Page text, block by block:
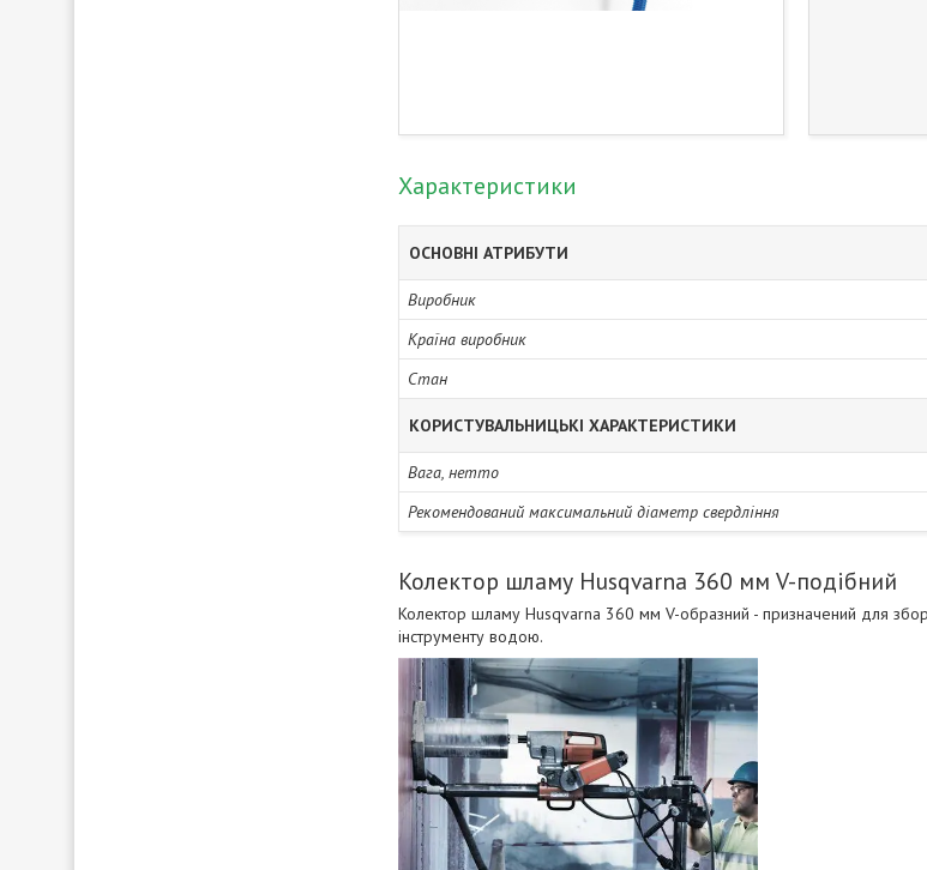
Характеристики
ОСНОВНІ АТРИБУТИ
Виробник
Країна виробник
Стан
КОРИСТУВАЛЬНИЦЬКІ ХАРАКТЕРИСТИКИ
Вага, нетто
Рекомендований максимальний діаметр свердління
Колектор шламу Husqvarna 360 мм V-подібний
Колектор шламу Husqvarna 360 мм V-образний - призначений для
інструменту водою.